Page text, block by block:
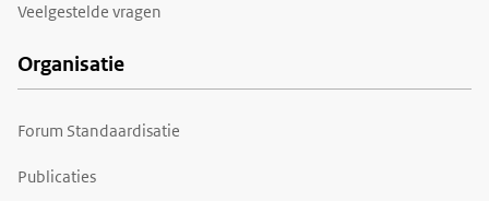
Veelgestelde vragen
Organisatie
Forum Standaardisatie
Publicaties